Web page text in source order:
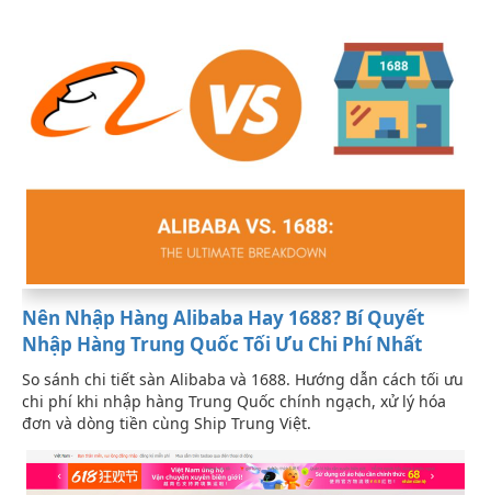
Nên Nhập Hàng Alibaba Hay 1688? Bí Quyết
Nhập Hàng Trung Quốc Tối Ưu Chi Phí Nhất
So sánh chi tiết sàn Alibaba và 1688. Hướng dẫn cách tối ưu
chi phí khi nhập hàng Trung Quốc chính ngạch, xử lý hóa
đơn và dòng tiền cùng Ship Trung Việt.